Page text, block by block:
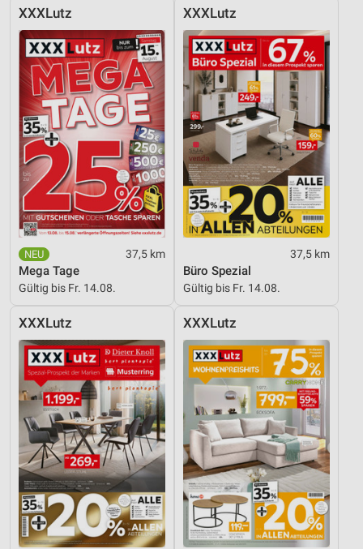
XXXLutz
37,5 km
Mega Tage
Gültig bis Fr. 14.08.
XXXLutz
37,5 km
Büro Spezial
Gültig bis Fr. 14.08.
XXXLutz XXXLutz
Verwendung von Profilen zur Auswahl
Messung der Werbeleistung
Messung der Performance von Inhalten
Analyse von Zielgruppen durch Statistiken oder
Kombinationen von Daten aus verschiedenen
Quellen
Entwicklung und Verbesserung der Angebote
Verwendung reduzierter Daten zur Auswahl von
Inhalten
IAB-Besonderheiten:
Verwendung genauer Standortdaten
Geräte anhand von aktiv angeforderten
Informationen identifizieren
Nicht-IAB-Verarbeitungszwecke:
Notwendig
Performance
Funktional
Werbung